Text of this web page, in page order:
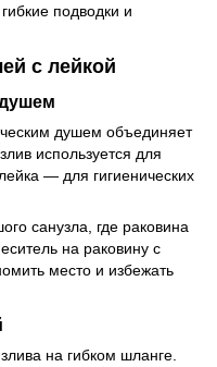
подводки и
с лейкой
душем объединяет
используется для
— для гигиенических
санузла, где раковина
на раковину с
место и избежать
на гибком шланге.